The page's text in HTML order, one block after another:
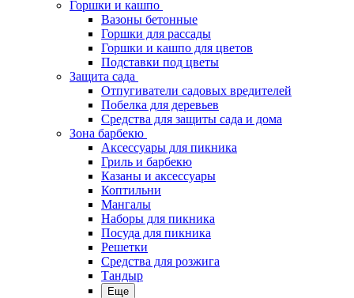
Горшки и кашпо
Вазоны бетонные
Горшки для рассады
Горшки и кашпо для цветов
Подставки под цветы
Защита сада
Отпугиватели садовых вредителей
Побелка для деревьев
Средства для защиты сада и дома
Зона барбекю
Аксессуары для пикника
Гриль и барбекю
Казаны и аксессуары
Коптильни
Мангалы
Наборы для пикника
Посуда для пикника
Решетки
Средства для розжига
Тандыр
Еще